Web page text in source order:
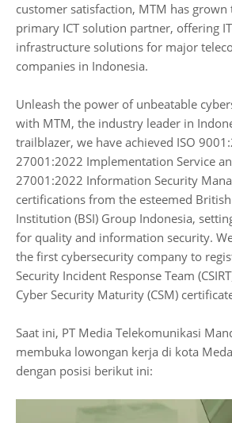
customer satisfaction, MTM has grown
primary ICT solution partner, offering
infrastructure solutions for major
companies in Indonesia.
Unleash the power of unbeatable
with MTM, the industry leader in
trailblazer, we have achieved ISO
27001:2022 Implementation Service
27001:2022 Information Security
certifications from the esteemed
Institution (BSI) Group Indonesia,
for quality and information security.
the first cybersecurity company to
Security Incident Response Team
Cyber Security Maturity (CSM)
Saat ini, PT Media Telekomunikasi
membuka lowongan kerja di kota
dengan posisi berikut ini: